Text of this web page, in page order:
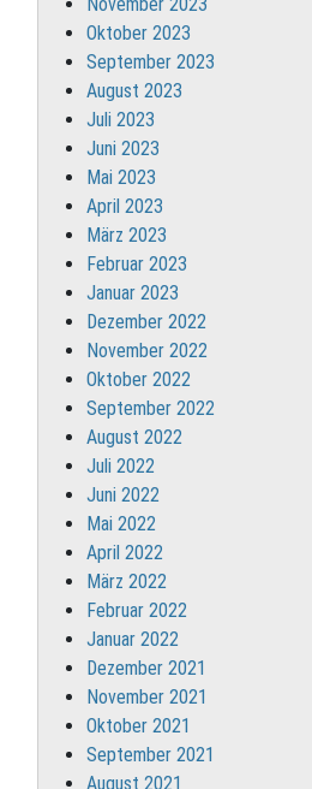
Oktober 2023
September 2023
August 2023
Juli 2023
Juni 2023
Mai 2023
April 2023
März 2023
Februar 2023
Januar 2023
Dezember 2022
November 2022
Oktober 2022
September 2022
August 2022
Juli 2022
Juni 2022
Mai 2022
April 2022
März 2022
Februar 2022
Januar 2022
Dezember 2021
November 2021
Oktober 2021
September 2021
August 2021